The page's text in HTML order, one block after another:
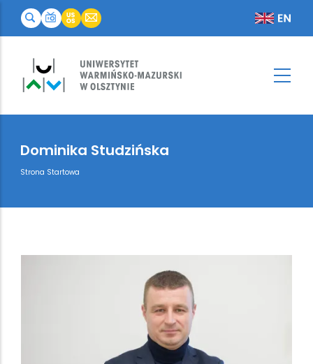
Dominika Studzińska
Breadcrumb
Strona Startowa